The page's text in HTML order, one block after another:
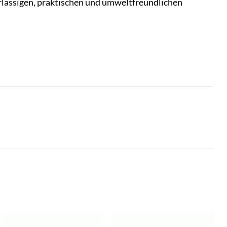
praktischen und umweltfreundlichen